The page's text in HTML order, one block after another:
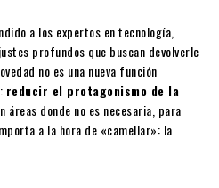
a los expertos en tecnología,
profundos que buscan devolverle
no es una nueva función
reducir el protagonismo de la
áreas donde no es necesaria, para
a la hora de «camellar»: la